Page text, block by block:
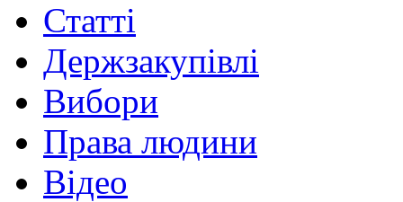
Статті
Держзакупівлі
Вибори
Права людини
Відео